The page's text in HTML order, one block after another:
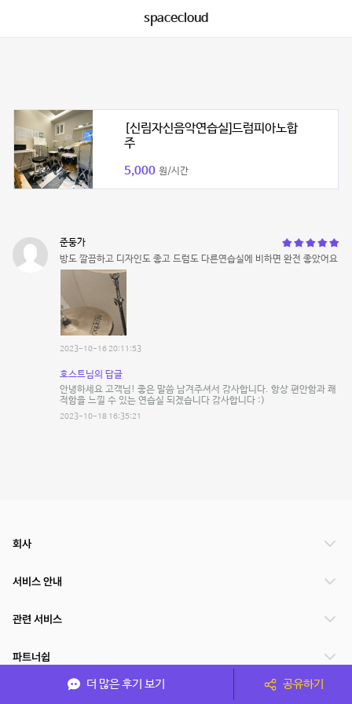
spacecloud
[신림자신음악연습실]드럼피아노합
주
5,000 원/시간
준둥가
방도 깔끔하고 디자인도 좋고 드럼도 다른연습실에 비하면 완전 좋았어요
2023-10-16 20:11:53
호스트님의 답글
안녕하세요 고객님! 좋은 말씀 남겨주셔서 감사합니다. 항상 편안함과 쾌
적함을 느낄 수 있는 연습실 되겠습니다 감사합니다 :)
2023-10-18 16:35:21
더 많은 후기 보기 공유하기
회사
서비스 안내
관련 서비스
파트너쉽
서비스 제공 국가